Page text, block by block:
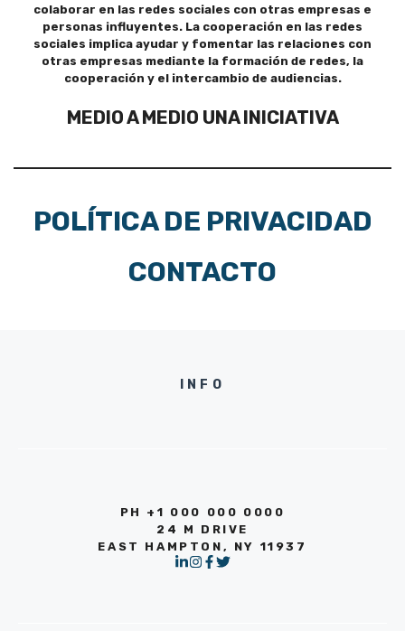
colaborar en las redes sociales con otras empresas e
personas influyentes. La cooperación en las redes
sociales implica ayudar y fomentar las relaciones con
otras empresas mediante la formación de redes, la
cooperación y el intercambio de audiencias.
MEDIO A MEDIO UNA INICIATIVA
POLÍTICA DE PRIVACIDAD
CONTACTO
INFO
PH +1 000 000 0000
24 M DRIVE
EAST HAMPTON, NY 11937